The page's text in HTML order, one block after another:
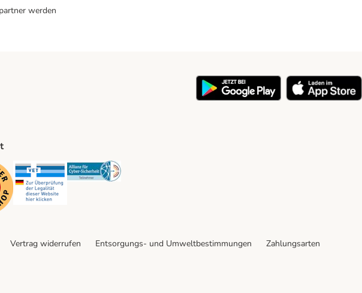
werden
Security Security Security
Vertrag widerrufen Entsorgungs- und Umweltbestimmungen
Zahlungsarten